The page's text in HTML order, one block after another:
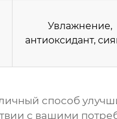
Увлажнение,
антиоксидант,
способ
с вашими